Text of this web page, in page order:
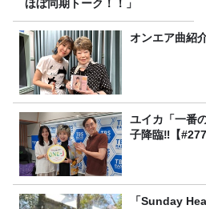
ほぼ同期トーク！！」
オンエア曲紹
ユイカ「一番
子降臨‼【
「Sunday